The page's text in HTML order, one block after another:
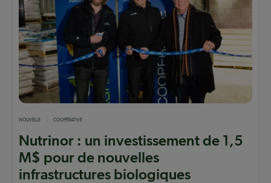
NOUVELLE COOPÉRATIVE
Nutrinor : un investissement de 1,5
M$ pour de nouvelles
infrastructures biologiques